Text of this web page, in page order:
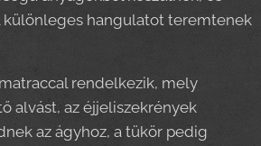
különleges hangulatot teremtenek
rendelkezik, mely
alvást, az éjjeliszekrények
az ágyhoz, a tükör pedig